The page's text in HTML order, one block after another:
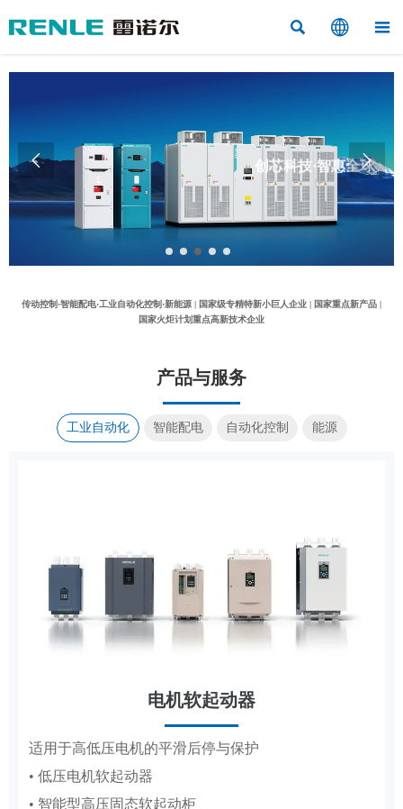
  
创芯科技·智惠全球
科技赋能·工业控制系统解决方案集成商
 
传动控制·智能配电·工业自动化控制·新能源 | 国家级专精特新小巨人企业 | 国家重点新产品 |
国家火炬计划重点高新技术企业
产品与服务
工业自动化 智能配电 自动化控制 能源
电机软起动器
适用于高低压电机的平滑后停与保护
• 低压电机软起动器
• 智能型高压固态软起动柜
成套电器
高低压成套配电柜体，适配工厂、电网、新能源多场
景配电
传动控制
覆盖造纸、复卷、轧钢全场景传动控制系统
• 造纸机传动控制系统
• 复卷机传动控制系统
集装箱式储能系统
标准化集成储能，适配大型电站储能场景